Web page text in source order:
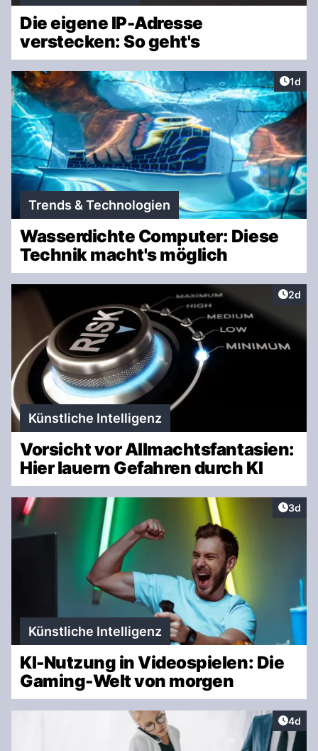
Die eigene IP-Adresse
verstecken: So geht's
1d
Trends & Technologien
Wasserdichte Computer: Diese
Technik macht's möglich
2d
Künstliche Intelligenz
Vorsicht vor Allmachtsfantasien:
Hier lauern Gefahren durch KI
3d
Künstliche Intelligenz
KI-Nutzung in Videospielen: Die
Gaming-Welt von morgen
4d